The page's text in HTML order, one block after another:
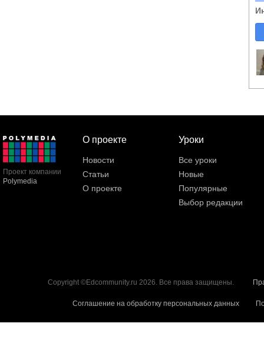
Проект компании
Polymedia
О проекте
Новости
Статьи
О проекте
Уроки
Все уроки
Новые
Популярные
Выбор редакции
Copyright ©Edcommunity.ru 2026. Все права защищены.
Соглашение на обработку персональных данных